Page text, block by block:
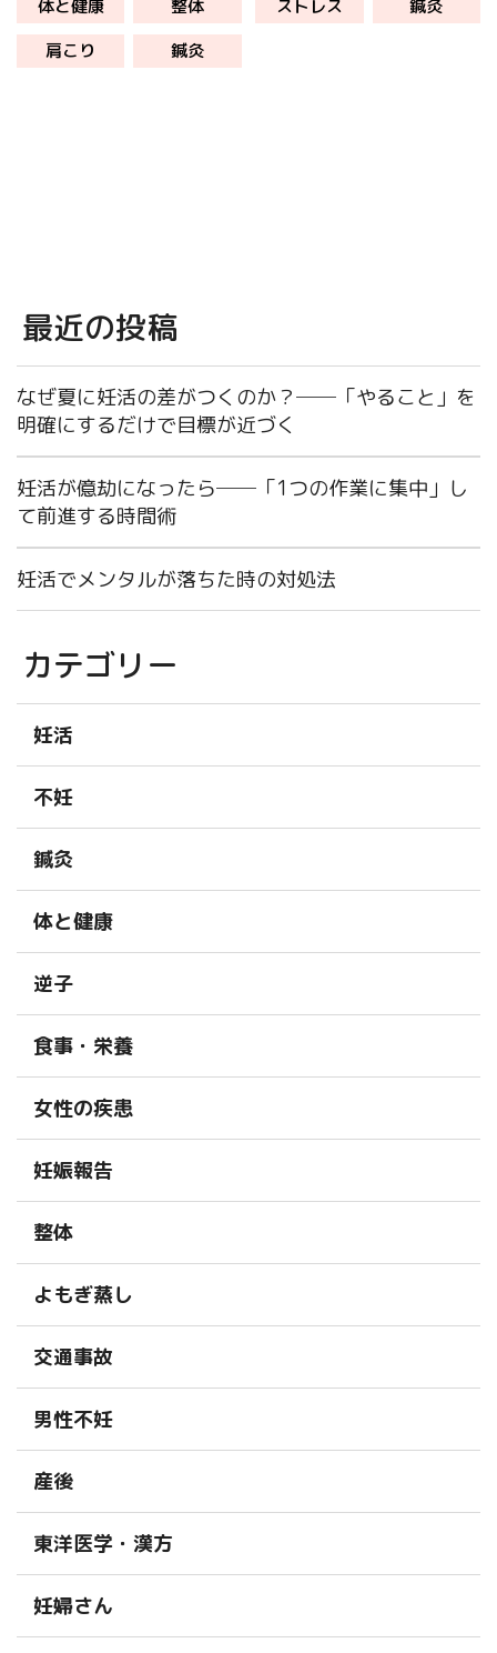
します。 東洋医学の鍼灸は、自律
神経と血流を整えながら筋肉のこ
わばりも緩めるため、両方の症状
体と健康
整体
肩こり
鍼灸
日からできるセルフケア よくある
ストレス 鍼灸
最近の投稿
なぜ夏に妊活の差がつくのか？──「やること」を
明確にするだけで目標が近づく
妊活が億劫になったら──「1つの作業に集中」し
て前進する時間術
妊活でメンタルが落ちた時の対処法
カテゴリー
妊活
不妊
鍼灸
体と健康
逆子
食事・栄養
女性の疾患
妊娠報告
整体
よもぎ蒸し
交通事故
男性不妊
産後
東洋医学・漢方
妊婦さん